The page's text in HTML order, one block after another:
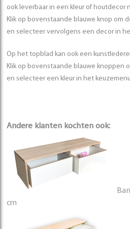
ook leverbaar in een kleur of houtdecor
Klik op bovenstaande blauwe knop om
en selecteer vervolgens een decor in
Op het topblad kan ook een
Klik op bovenstaande blauwe knoppen
en selecteer een kleur in het
Andere klanten kochten ook:
cm